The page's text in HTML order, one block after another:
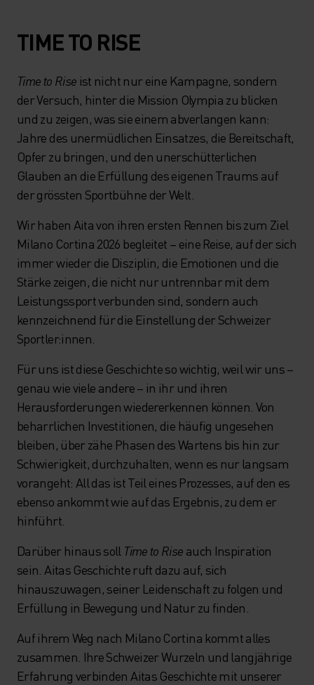
TIME TO RISE
Time to Rise ist nicht nur eine Kampagne, sondern
der Versuch, hinter die Mission Olympia zu blicken
und zu zeigen, was sie einem abverlangen kann:
Jahre des unermüdlichen Einsatzes, die Bereitschaft,
Opfer zu bringen, und den unerschütterlichen
Glauben an die Erfüllung des eigenen Traums auf
der grössten Sportbühne der Welt.
Wir haben Aita von ihren ersten Rennen bis zum Ziel
Milano Cortina 2026 begleitet – eine Reise, auf der sich
immer wieder die Disziplin, die Emotionen und die
Stärke zeigen, die nicht nur untrennbar mit dem
Leistungssport verbunden sind, sondern auch
kennzeichnend für die Einstellung der Schweizer
Sportler:innen.
Für uns ist diese Geschichte so wichtig, weil wir uns –
genau wie viele andere – in ihr und ihren
Herausforderungen wiedererkennen können. Von
beharrlichen Investitionen, die häufig ungesehen
bleiben, über zähe Phasen des Wartens bis hin zur
Schwierigkeit, durchzuhalten, wenn es nur langsam
vorangeht: All das ist Teil eines Prozesses, auf den es
ebenso ankommt wie auf das Ergebnis, zu dem er
hinführt.
Darüber hinaus soll Time to Rise auch Inspiration
sein. Aitas Geschichte ruft dazu auf, sich
hinauszuwagen, seiner Leidenschaft zu folgen und
Erfüllung in Bewegung und Natur zu finden.
Auf ihrem Weg nach Milano Cortina kommt alles
zusammen. Ihre Schweizer Wurzeln und langjährige
Erfahrung verbinden Aitas Geschichte mit unserer